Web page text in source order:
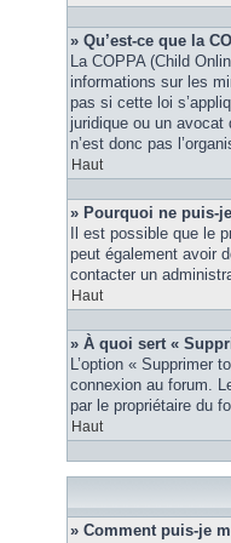
» Qu’est-ce que la
La COPPA (Child
informations sur les
pas si cette loi
juridique ou un avocat
n’est donc pas
Haut
» Pourquoi ne puis-
Il est possible que le
peut également avoir
contacter un
Haut
» À quoi sert «
L’option « Supprimer
connexion au forum.
par le propriétaire du
Haut
» Comment puis-je